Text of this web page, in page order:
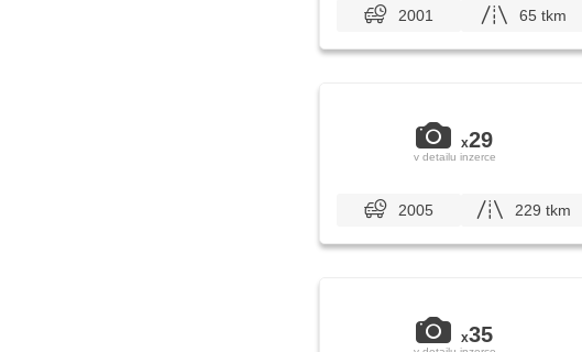
2001 65 tkm
x29
v detailu inzerce
2005 229 tkm
x35